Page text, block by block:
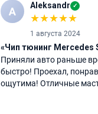
A Aleksandr ✓
★★★★★
1 августа 2024
«Чип тюнинг Mercedes
Приняли авто раньше
быстро! Проехал,
ощутима! Отличные